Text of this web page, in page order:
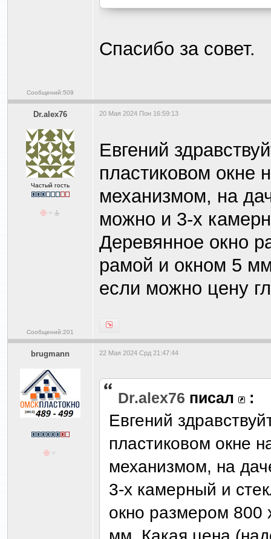
Сообщений:509
Спасибо за совет.
Dr.alex76
Частый гость
Сообщений:201
20 Мая 2024 Пон 16:59:13
Евгений
пластиковом окне
механизмом, на
можно и 3-х
Деревянное окно
рамой и окном 5
если можно цену
brugmann 22 Мая 2024 Срд 21:47:44
Dr.alex76 писал :
Евгений
пластиковом окне
механизмом, на
3-х камерный и
окно размером 800